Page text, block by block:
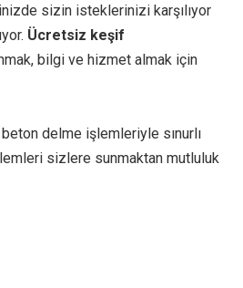
sizin isteklerinizi karşılıyor
Ücretsiz keşif
bilgi ve hizmet almak için
delme işlemleriyle sınurlı
sizlere sunmaktan mutluluk